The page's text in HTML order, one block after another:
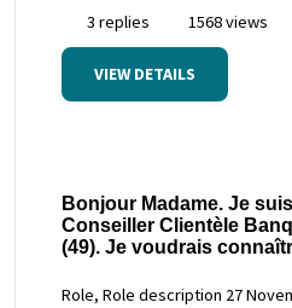
3 replies
1568 views
VIEW DETAILS
Bonjour Madame. Je
Conseiller Clientèle
(49). Je voudrais
Role, Role description 27